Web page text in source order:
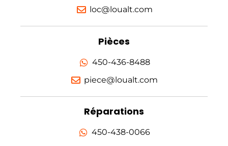
loc@loualt.com
Pièces
450-436-8488
piece@loualt.com
Réparations
450-438-0066